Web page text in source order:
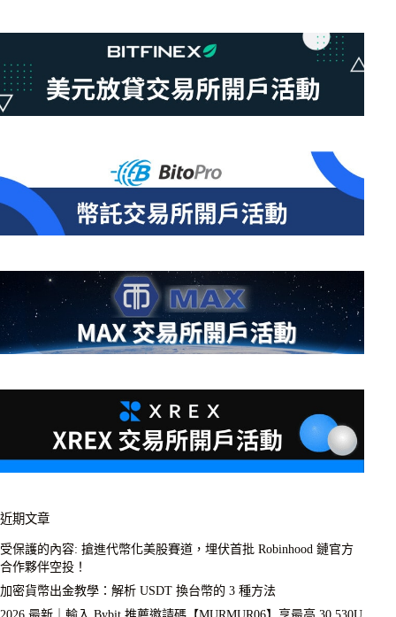
近期文章
受保護的內容: 搶進代幣化美股賽道，埋伏首批 Robinhood 鏈官方
合作夥伴空投！
加密貨幣出金教學：解析 USDT 換台幣的 3 種方法